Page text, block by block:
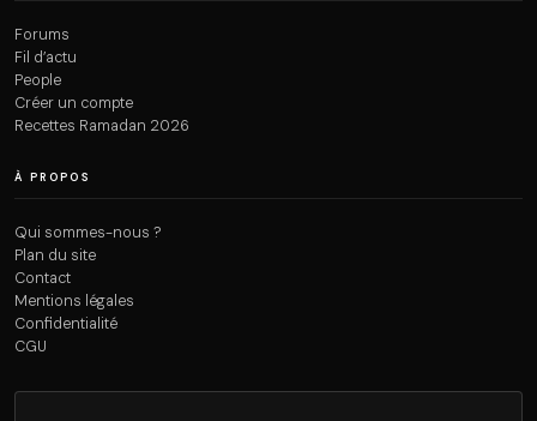
Forums
Fil d’actu
People
Créer un compte
Recettes Ramadan 2026
À PROPOS
Qui sommes-nous ?
Plan du site
Contact
Mentions légales
Confidentialité
CGU